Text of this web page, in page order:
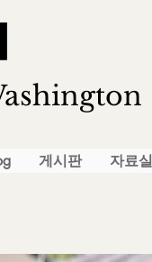
게시판 자료실